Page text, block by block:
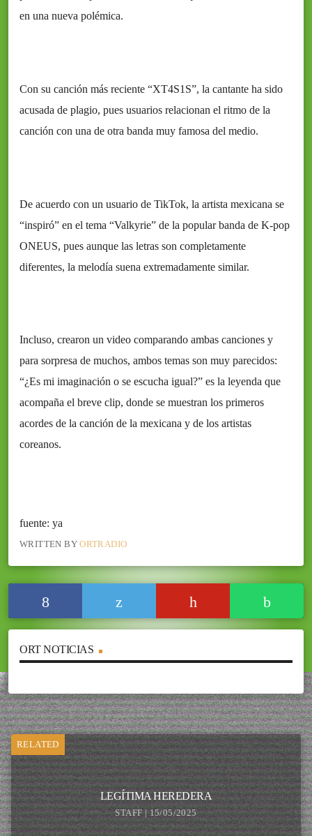
en una nueva polémica.
Con su canción más reciente “XT4S1S”, la cantante ha sido
acusada de plagio, pues usuarios relacionan el ritmo de la
canción con una de otra banda muy famosa del medio.
De acuerdo con un usuario de TikTok, la artista mexicana se
“inspiró” en el tema “Valkyrie” de la popular banda de K-pop
ONEUS, pues aunque las letras son completamente
diferentes, la melodía suena extremadamente similar.
Incluso, crearon un video comparando ambas canciones y
para sorpresa de muchos, ambos temas son muy parecidos:
“¿Es mi imaginación o se escucha igual?” es la leyenda que
acompaña el breve clip, donde se muestran los primeros
acordes de la canción de la mexicana y de los artistas
coreanos.
fuente: ya
WRITTEN BYORTRADIO
ORT NOTICIAS
RELATED
LEGÍTIMA HEREDERA
STAFF | 15/05/2025